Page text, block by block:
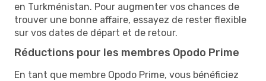
en Turkménistan. Pour augmenter vos chances de
trouver une bonne affaire, essayez de rester flexible
sur vos dates de départ et de retour.
Réductions pour les membres Opodo Prime
En tant que membre Opodo Prime, vous bénéficiez